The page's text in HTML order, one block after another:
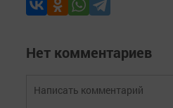
Нет комментариев